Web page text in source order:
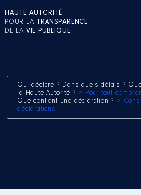
HAUTE AUTORITÉ
POUR LA TRANSPARENCE
DE LA VIE PUBLIQUE
Qui déclare ? Dans quels délais ?
la Haute Autorité ? > Pour tout
Que contient une déclaration ? >
déclarations